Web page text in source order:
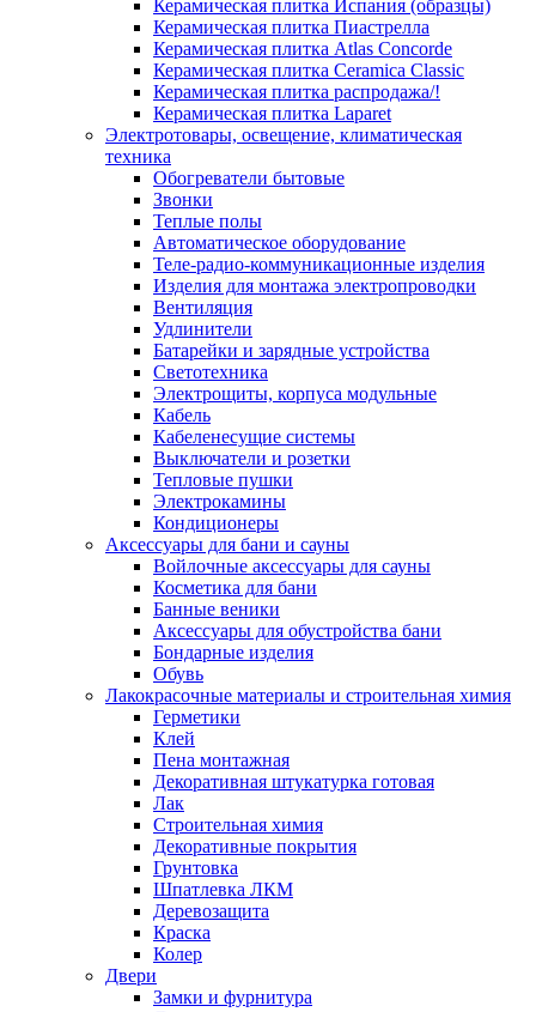
Керамическая плитка Испания (образцы)
Керамическая плитка Пиастрелла
Керамическая плитка Atlas Concorde
Керамическая плитка Ceramica Classic
Керамическая плитка распродажа/!
Керамическая плитка Laparet
Электротовары, освещение, климатическая
техника
Обогреватели бытовые
Звонки
Теплые полы
Автоматическое оборудование
Теле-радио-коммуникационные изделия
Изделия для монтажа электропроводки
Вентиляция
Удлинители
Батарейки и зарядные устройства
Светотехника
Электрощиты, корпуса модульные
Кабель
Кабеленесущие системы
Выключатели и розетки
Тепловые пушки
Электрокамины
Кондиционеры
Аксессуары для бани и сауны
Войлочные аксессуары для сауны
Косметика для бани
Банные веники
Аксессуары для обустройства бани
Бондарные изделия
Обувь
Лакокрасочные материалы и строительная химия
Герметики
Клей
Пена монтажная
Декоративная штукатурка готовая
Лак
Строительная химия
Декоративные покрытия
Грунтовка
Шпатлевка ЛКМ
Деревозащита
Краска
Колер
Двери
Замки и фурнитура